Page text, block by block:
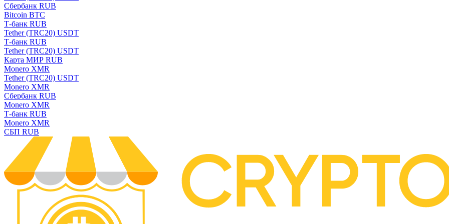
Сбербанк RUB
Bitcoin BTC
Т-банк RUB
Tether (TRC20) USDT
Т-банк RUB
Tether (TRC20) USDT
Карта МИР RUB
Monero XMR
Tether (TRC20) USDT
Monero XMR
Сбербанк RUB
Monero XMR
Т-банк RUB
Monero XMR
СБП RUB